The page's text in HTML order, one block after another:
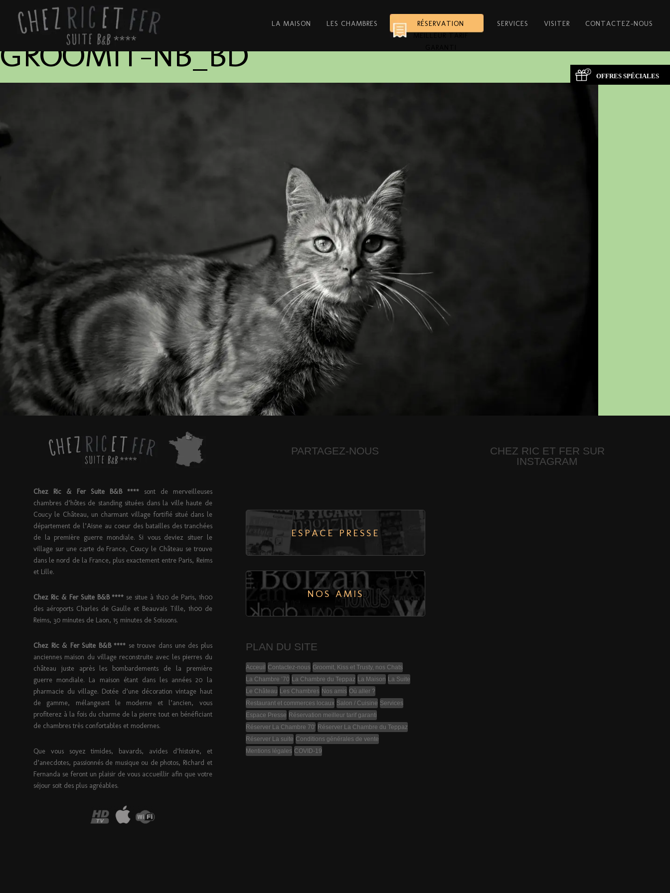
OFFRES SPÉCIALES
CONTACTEZ-NOUS
VISITER
SERVICES
RÉSERVATION
MEILLEUR TARIF
LES CHAMBRES
LA MAISON
GROOMIT-NB_BD
Groomit
← PREVIOUS NEXT →
Chez Ric & Fer Suite B&B ****sont de merveilleuses
chambres d’hôtes de standing situées dans la ville haute de
Coucy le Château, un charmant village fortifié situé dans le
département de l’Aisne au coeur des batailles des tranchées
de la première guerre mondiale. Si vous deviez situer le
village sur une carte de France, Coucy le Château se trouve
dans le nord de la France, plus exactement entre Paris, Reims
et Lille.
Chez Ric & Fer Suite B&B **** se situe à 1h20 de Paris, 1h00
des aéroports Charles de Gaulle et Beauvais Tille, 1h00 de
Reims, 30 minutes de Laon, 15 minutes de Soissons.
Chez Ric & Fer Suite B&B **** se trouve dans une des plus
anciennes maison du village reconstruite avec les pierres du
château juste après les bombardements de la première
guerre mondiale. La maison étant dans les années 20 la
pharmacie du village. Dotée d’une décoration vintage haut
de gamme, mélangeant le moderne et l’ancien, vous
profiterez à la fois du charme de la pierre tout en bénéficiant
de chambres très confortables et modernes.
Que vous soyez timides, bavards, avides d’histoire, et
d’anecdotes, passionnés de musique ou de photos, Richard et
Fernanda se feront un plaisir de vous accueillir afin que votre
séjour soit des plus agréables.
PARTAGEZ-NOUS
ESPACE PRESSE
NOS AMIS
PLAN DU SITE
Acceuil Contactez-nous Groomit, Kiss et Trusty, nos Chats
La Chambre ’70 La Chambre du Teppaz La Maison La Suite
Le Château Les Chambres Nos amis Où aller ?
Restaurant et commerces locaux Salon / Cuisine Services
Espace Presse Réservation meilleur tarif garanti
Réserver La Chambre 70′ Réserver La Chambre du Teppaz
Réserver La suite Conditions générales de vente
Mentions légales COVID-19
CHEZ RIC ET FER SUR
INSTAGRAM